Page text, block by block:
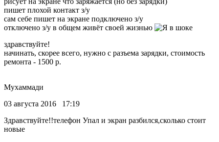
пишет плохой контакт з/у
сам себе пишет на экране подключено з/у
отключено з/у в общем живёт своей жизнью
здравствуйте!
начинать, скорее всего, нужно с разъема зарядки, стоимость
ремонта - 1500 р.
Мухаммади
03 августа 2016 17:19
Здравствуйте!!телефон Упал и экран разбился,сколько стоит
новые